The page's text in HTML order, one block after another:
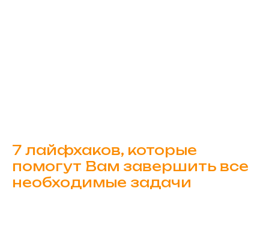
7 лайфхаков, которые
помогут Вам завершить все
необходимые задачи